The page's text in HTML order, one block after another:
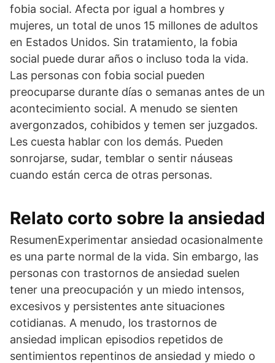
fobia social. Afecta por igual a hombres y
mujeres, un total de unos 15 millones de adultos
en Estados Unidos. Sin tratamiento, la fobia
social puede durar años o incluso toda la vida.
Las personas con fobia social pueden
preocuparse durante días o semanas antes de un
acontecimiento social. A menudo se sienten
avergonzados, cohibidos y temen ser juzgados.
Les cuesta hablar con los demás. Pueden
sonrojarse, sudar, temblar o sentir náuseas
cuando están cerca de otras personas.
Relato corto sobre la ansiedad
ResumenExperimentar ansiedad ocasionalmente
es una parte normal de la vida. Sin embargo, las
personas con trastornos de ansiedad suelen
tener una preocupación y un miedo intensos,
excesivos y persistentes ante situaciones
cotidianas. A menudo, los trastornos de
ansiedad implican episodios repetidos de
sentimientos repentinos de ansiedad y miedo o